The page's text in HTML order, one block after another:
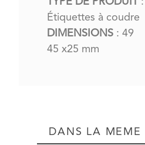
Étiquettes à coudre
DIMENSIONS : 49
45 x25 mm
DANS LA MÊME